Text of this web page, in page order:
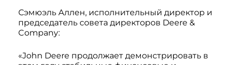
Сэмюэль Аллен, исполнительный директор и
председатель совета директоров Deere &
Company:
«John Deere продолжает демонстрировать в